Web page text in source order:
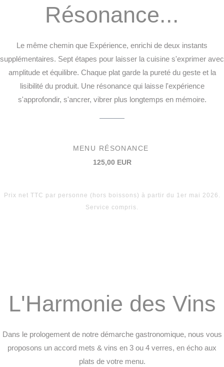
Résonance...
Le même chemin que Expérience, enrichi de deux instants
supplémentaires. Sept étapes pour laisser la cuisine s'exprimer avec
amplitude et équilibre. Chaque plat garde la pureté du geste et la
lisibilité du produit. Une résonance qui laisse l'expérience
s'approfondir, s'ancrer, vibrer plus longtemps en mémoire.
MENU RÉSONANCE
125,00 EUR
Prix net TTC par personne (hors boissons) à partir du 1er mai 2026.
Service compris.
L'Harmonie des Vins
Dans le prologement de notre démarche gastronomique, nous vous
proposons un accord mets & vins en 3 ou 4 verres, en écho aux
plats de votre menu.